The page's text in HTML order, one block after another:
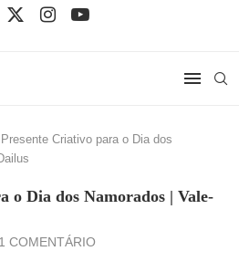
Presente Criativo para o Dia dos
o Dia dos Namorados | Vale-
1 COMENTÁRIO